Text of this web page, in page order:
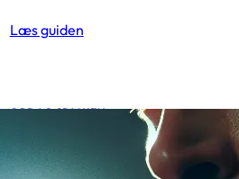
Læs guiden
OPDAG SPANIEN
Medvirkende i